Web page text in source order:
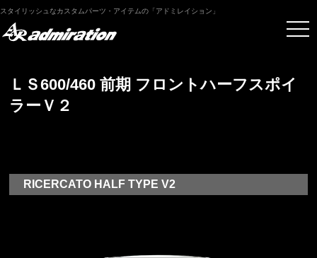
スタイリッシュなカスタムパーツ・アイテムの「アドミレイション」
ＬＳ600/460 前期 フロントハーフスポイ
ラーＶ２
RICERCATO HALF TYPE V2